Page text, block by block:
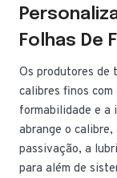
Folhas De
Os produtores de
calibres finos
formabilidade e a
abrange o
passivação, a
para além de